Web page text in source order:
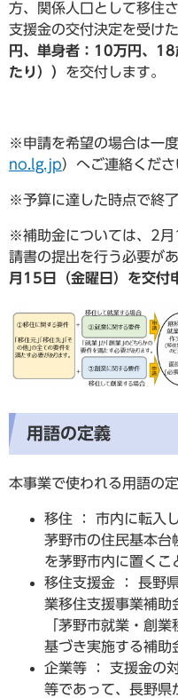
方、関係人口として移住
支援金の交付決定を受け
円、単身者：10万円、
たり）） を交付します。
※申請を希望の場合は一
no.lg.jp）へご連絡くださ
※予算に達した時点で終了
※補助金については、2
請書の提出を行う必要が
月15日（金曜日）を交付
用語の定義
本事業で使われる用語の
移住 ： 市内に転入
茅野市の住民基本台
を茅野市内に置くこ
移住支援金 ： 長野
業移住支援事業補助
「茅野市就業・創
基づき実施する補助
企業等 ： 支援金の
等であって、長野県